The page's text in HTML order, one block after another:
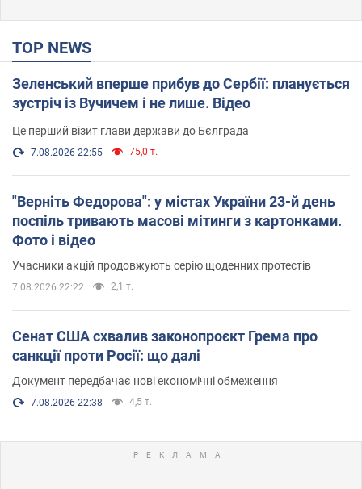
TOP NEWS
Зеленський вперше прибув до Сербії: планується
зустріч із Вучичем і не лише. Відео
Це перший візит глави держави до Бєлграда
7.08.2026 22:55 75,0 т.
"Верніть Федорова": у містах України 23-й день
поспіль тривають масові мітинги з картонками.
Фото і відео
Учасники акцій продовжують серію щоденних протестів
7.08.2026 22:22 2,1 т.
Сенат США схвалив законопроєкт Грема про
санкції проти Росії: що далі
Документ передбачає нові економічні обмеження
7.08.2026 22:38 4,5 т.